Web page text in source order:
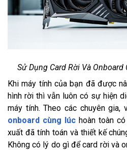
Sử Dụng Card Rời Và
Khi máy tính của bạn đã được
hình rời thì vẫn luôn có sự hiện
máy tính. Theo các chuyên gia,
onboard cùng lúchoàn toàn
xuất đã tính toán và thiết kế
Không có lý do gì để card rời và